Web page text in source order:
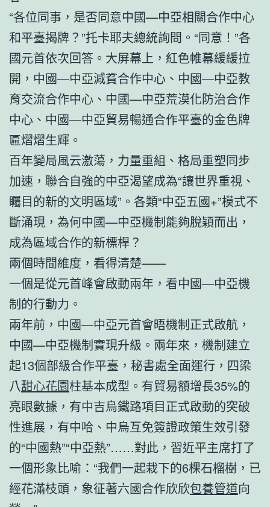
“各位同事，是否同意中國—中亞相關合作中心
和平臺揭牌？”托卡耶夫總統詢問。“同意！”各
國元首依次回答。大屏幕上，紅色帷幕緩緩拉
開，中國—中亞減貧合作中心、中國—中亞教
育交流合作中心、中國—中亞荒漠化防治合作
中心、中國—中亞貿易暢通合作平臺的金色牌
匾熠熠生輝。
百年變局風云激蕩，力量重組、格局重塑同步
加速，聯合自強的中亞渴望成為“讓世界重視、
矚目的新的文明區域”。各類“中亞五國+”模式不
斷涌現，為何中國—中亞機制能夠脫穎而出，
成為區域合作的新標桿？
兩個時間維度，看得清楚——
一個是從元首峰會啟動兩年，看中國—中亞機
制的行動力。
兩年前，中國—中亞元首會晤機制正式啟航，
中國—中亞機制實現升級。兩年來，機制建立
起13個部級合作平臺，秘書處全面運行，四梁
八甜心花園柱基本成型。有貿易額增長35%的
亮眼數據，有中吉烏鐵路項目正式啟動的突破
性進展，有中哈、中烏互免簽證政策生效引發
的“中國熱”“中亞熱”……對此，習近平主席打了
一個形象比喻：“我們一起栽下的6棵石榴樹，已
經花滿枝頭，象征著六國合作欣欣包養管道向